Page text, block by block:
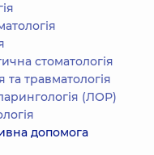
стоматологія
та травматологія
(ЛОР)
допомога